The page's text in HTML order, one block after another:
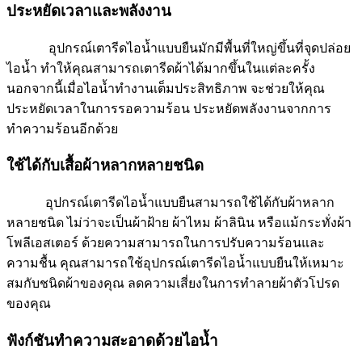
ประหยัดเวลาและพลังงาน
อุปกรณ์เตารีดไอน้ำแบบยืนมักมีพื้นที่ใหญ่ขึ้นที่จุดปล่อย
ไอน้ำ ทำให้คุณสามารถเตารีดผ้าได้มากขึ้นในแต่ละครั้ง
นอกจากนี้เมื่อไอน้ำทำงานเต็มประสิทธิภาพ จะช่วยให้คุณ
ประหยัดเวลาในการรอความร้อน ประหยัดพลังงานจากการ
ทำความร้อนอีกด้วย
ใช้ได้กับเสื้อผ้าหลากหลายชนิด
อุปกรณ์เตารีดไอน้ำแบบยืนสามารถใช้ได้กับผ้าหลาก
หลายชนิด ไม่ว่าจะเป็นผ้าฝ้าย ผ้าไหม ผ้าลินิน หรือแม้กระทั่งผ้า
โพลีเอสเตอร์ ด้วยความสามารถในการปรับความร้อนและ
ความชื้น คุณสามารถใช้อุปกรณ์เตารีดไอน้ำแบบยืนให้เหมาะ
สมกับชนิดผ้าของคุณ ลดความเสี่ยงในการทำลายผ้าตัวโปรด
ของคุณ
ฟังก์ชันทำความสะอาดด้วยไอน้ำ